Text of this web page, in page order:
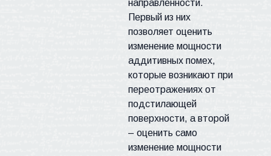
направленности.
Первый из них
позволяет оценить
изменение мощности
аддитивных помех,
которые возникают при
переотражениях от
подстилающей
поверхности, а второй
– оценить само
изменение мощности